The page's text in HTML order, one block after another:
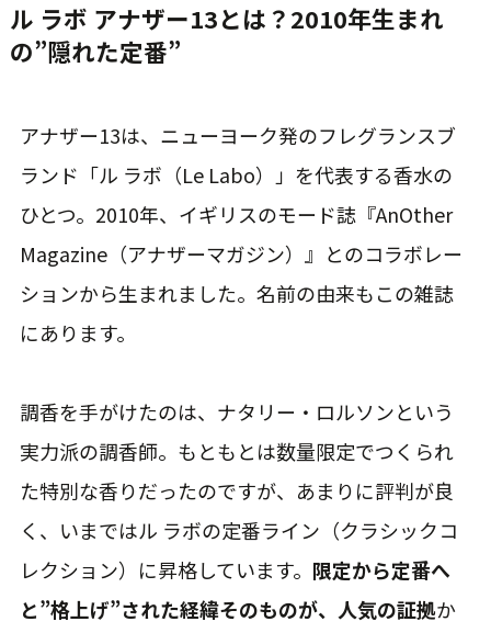
ル ラボ アナザー13とは？2010年生まれ
の”隠れた定番”
アナザー13は、ニューヨーク発のフレグランスブ
ランド「ル ラボ（Le Labo）」を代表する香水の
ひとつ。2010年、イギリスのモード誌『AnOther
Magazine（アナザーマガジン）』とのコラボレー
ションから生まれました。名前の由来もこの雑誌
にあります。
調香を手がけたのは、ナタリー・ロルソンという
実力派の調香師。もともとは数量限定でつくられ
た特別な香りだったのですが、あまりに評判が良
く、いまではル ラボの定番ライン（クラシックコ
レクション）に昇格しています。 限定から定番へ
と”格上げ”された経緯そのものが、人気の証拠か